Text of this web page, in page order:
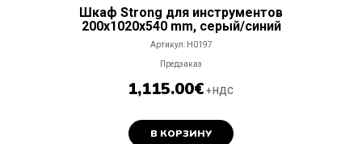
Шкаф Strong для инструментов
200x1020x540 mm, серый/синий
Артикул: H0197
Предзаказ
1,115.00€ +НДС
В КОРЗИНУ